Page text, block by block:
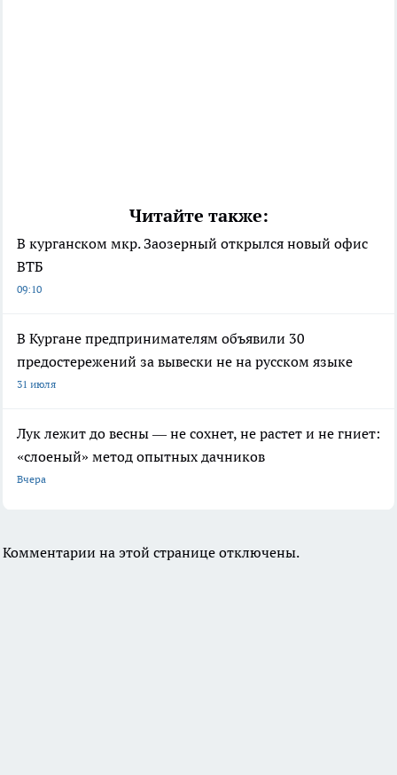
Читайте также:
В курганском мкр. Заозерный открылся новый офис
ВТБ
09:10
В Кургане предпринимателям объявили 30
предостережений за вывески не на русском языке
31 июля
Лук лежит до весны — не сохнет, не растет и не гниет:
«слоеный» метод опытных дачников
Вчера
Комментарии на этой странице отключены.